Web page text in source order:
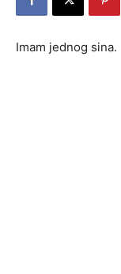
Imam jednog sina.